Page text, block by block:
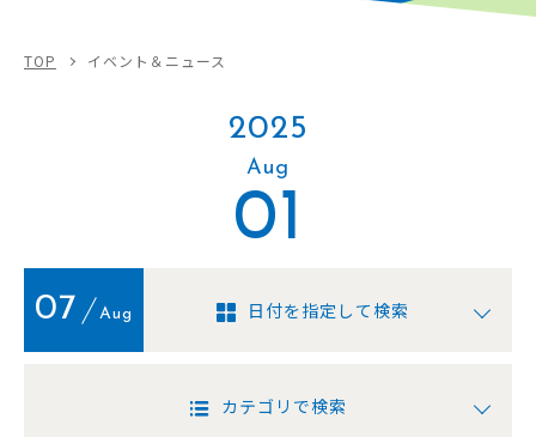
TOP イベント＆ニュース
2025
Aug
01
07 Aug 日付を指定して検索
カテゴリで検索